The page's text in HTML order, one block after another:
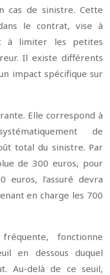
cas de sinistre. Cette
le contrat, vise à
à limiter les petites
Il existe différents
impact spécifique sur
Elle correspond à
de
total du sinistre. Par
de 300 euros, pour
euros, l’assuré devra
en charge les 700
fonctionne
en dessous duquel
Au-delà de ce seuil,